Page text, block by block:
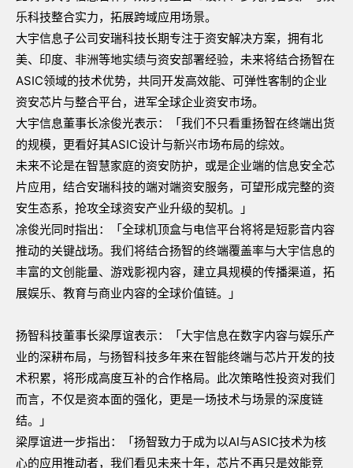
乐科技整合实力，拓展跨域应用场景。
大宇信息子公司安瑞科技长期专注于资安解决方案，拥有北
美、印度、非洲等地实绩与资安部署经验，未来将结合扬智在
ASIC领域的技术优势，共同开发高效能、可弹性客制的企业
资安芯片与整合平台，进军全球企业资安市场。
大宇信息董事长凃俊光表示：「我们不只看重扬智在终端出货
的规模，更看好其ASIC设计与新兴市场布局的综效。
未来不论是在智慧家庭的资安防护，或是企业端的信息安全芯
片应用，结合安瑞科技的端对端资安服务，可望形成完整的资
安生态系，抢攻全球资安产业升级的契机。」
凃俊光同时指出：「全球机顶盒与电信平台将将是短影音内容
推动的关键战场。我们将结合扬智的终端覆盖率与大宇信息的
丰富的文创能量、游戏影视内容，建立具规模的传播渠道，拓
展娱乐、教育与商业内容的全球价值链。」
扬智科技董事长梁厚谊表示：「大宇信息在数字内容与娱乐产
业的深耕布局，与扬智科技多年来在智能终端与芯片开发的技
术积累，将形成高度互补的合作格局。此次策略性投资对我们
而言，不仅是资本面的强化，更是一场技术与场景的深度链
结。」
梁厚谊进一步指出：「扬智致力于成为以AI与ASIC技术为核
心的应用推动者，我们看见未来十年，芯片不再只是效能竞